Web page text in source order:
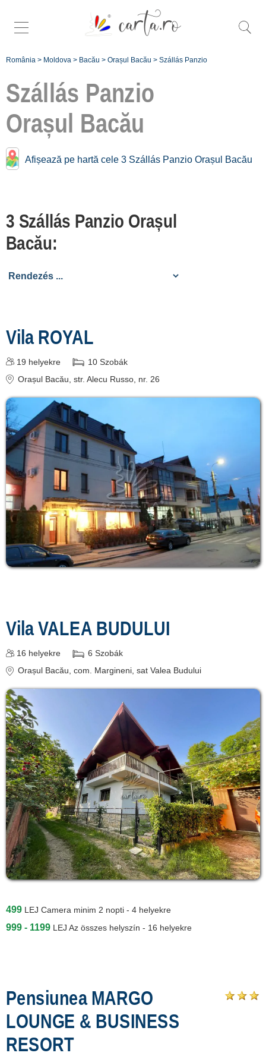
România > Moldova > Bacău > Orașul Bacău > Szállás Panzio
Szállás Panzio
Orașul Bacău
Afișează pe hartă cele 3 Szállás Panzio Orașul Bacău
3 Szállás Panzio Orașul
Bacău:
Vila ROYAL
19 helyekre 10 Szobák
Orașul Bacău , str. Alecu Russo, nr. 26
Vila VALEA BUDULUI
16 helyekre 6 Szobák
Orașul Bacău, com. Margineni, sat Valea Budului
499 LEJ Camera minim 2 nopti - 4 helyekre
999 - 1199 LEJ Az összes helyszín - 16 helyekre
Pensiunea MARGO
LOUNGE & BUSINESS
RESORT
Panzio közelében
Orașul Bacău:
Târgu Ocna
[13 offers hogy 49.6 km]
cazare
contact
login